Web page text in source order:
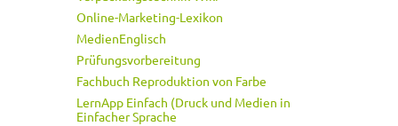
Online-Marketing-Lexikon
MedienEnglisch
Prüfungsvorbereitung
Fachbuch Reproduktion von Farbe
LernApp Einfach (Druck und Medien in
Einfacher Sprache